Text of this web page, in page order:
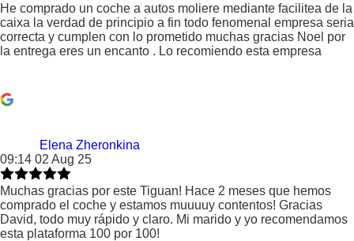
He comprado un coche a autos moliere mediante facilitea de la
caixa la verdad de principio a fin todo fenomenal empresa seria
correcta y cumplen con lo prometido muchas gracias Noel por
la entrega eres un encanto . Lo recomiendo esta empresa
Elena Zheronkina
09:14 02 Aug 25
Muchas gracias por este Tiguan! Hace 2 meses que hemos
comprado el coche y estamos muuuuy contentos! Gracias
David, todo muy rápido y claro. Mi marido y yo recomendamos
esta plataforma 100 por 100!